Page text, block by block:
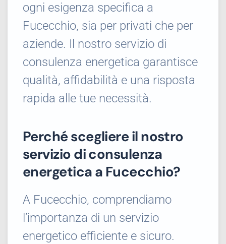
ogni esigenza specifica a
Fucecchio, sia per privati che per
aziende. Il nostro servizio di
consulenza energetica garantisce
qualità, affidabilità e una risposta
rapida alle tue necessità.
Perché scegliere il nostro
servizio di consulenza
energetica a Fucecchio?
A Fucecchio, comprendiamo
l’importanza di un servizio
energetico efficiente e sicuro.